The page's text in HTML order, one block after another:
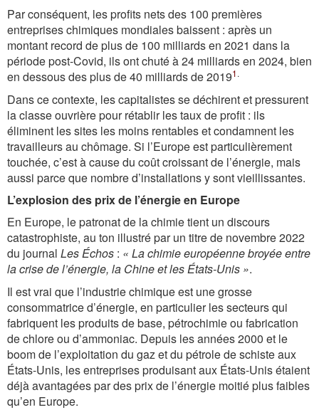
Par conséquent, les profits nets des 100 premières
entreprises chimiques mondiales baissent : après un
montant record de plus de 100 milliards en 2021 dans la
période post-Covid, ils ont chuté à 24 milliards en 2024, bien
en dessous des plus de 40 milliards de 20191.
Dans ce contexte, les capitalistes se déchirent et pressurent
la classe ouvrière pour rétablir les taux de profit : ils
éliminent les sites les moins rentables et condamnent les
travailleurs au chômage. Si l’Europe est particulièrement
touchée, c’est à cause du coût croissant de l’énergie, mais
aussi parce que nombre d’installations y sont vieillissantes.
L’explosion des prix de l’énergie en Europe
En Europe, le patronat de la chimie tient un discours
catastrophiste, au ton illustré par un titre de novembre 2022
du journal Les Échos : « La chimie européenne broyée entre
la crise de l’énergie, la Chine et les États-Unis ».
Il est vrai que l’industrie chimique est une grosse
consommatrice d’énergie, en particulier les secteurs qui
fabriquent les produits de base, pétrochimie ou fabrication
de chlore ou d’ammoniac. Depuis les années 2000 et le
boom de l’exploitation du gaz et du pétrole de schiste aux
États-Unis, les entreprises produisant aux États-Unis étaient
déjà avantagées par des prix de l’énergie moitié plus faibles
qu’en Europe.